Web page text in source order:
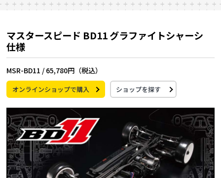
マスタースピード BD11 グラファイトシャーシ
仕様
MSR-BD11 / 65,780円（税込）
オンラインショップで購入 ショップを探す